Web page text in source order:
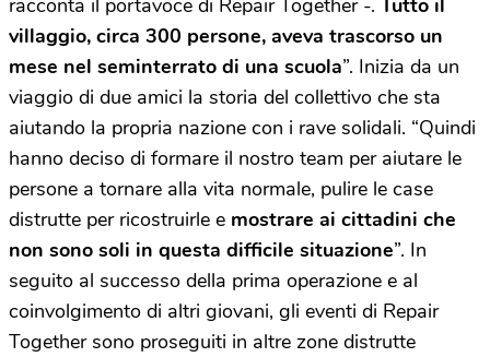
racconta il portavoce di Repair Together -. Tutto il
villaggio, circa 300 persone, aveva trascorso un
mese nel seminterrato di una scuola”. Inizia da un
viaggio di due amici la storia del collettivo che sta
aiutando la propria nazione con i rave solidali. “Quindi
hanno deciso di formare il nostro team per aiutare le
persone a tornare alla vita normale, pulire le case
distrutte per ricostruirle e mostrare ai cittadini che
non sono soli in questa difficile situazione”. In
seguito al successo della prima operazione e al
coinvolgimento di altri giovani, gli eventi di Repair
Together sono proseguiti in altre zone distrutte